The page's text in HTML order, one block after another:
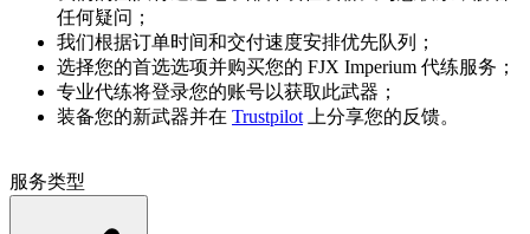
任何疑问；
我们根据订单时间和交付速度安排优先队列；
选择您的首选选项并购买您的 FJX Imperium 代练服务；
专业代练将登录您的账号以获取此武器；
装备您的新武器并在 Trustpilot 上分享您的反馈。
服务类型